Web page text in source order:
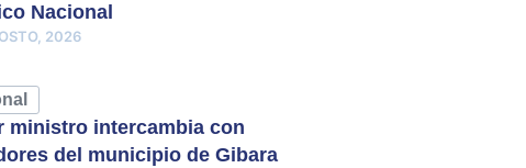
Nacional
2026
ministro intercambia con
del municipio de Gibara